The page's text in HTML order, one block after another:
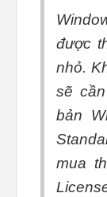
được
nhỏ.
sẽ
bản
mua